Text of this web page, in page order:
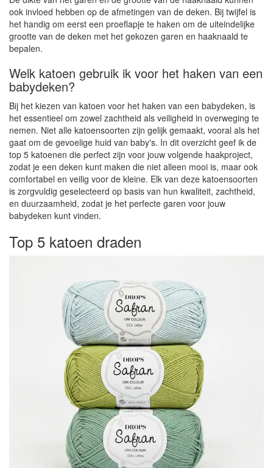
ook invloed hebben op de afmetingen van de deken. Bij twijfel is
het handig om eerst een proeflapje te haken om de uiteindelijke
grootte van de deken met het gekozen garen en haaknaald te
bepalen.
Welk katoen gebruik ik voor het haken van een
babydeken?
Bij het kiezen van katoen voor het haken van een babydeken, is
het essentieel om zowel zachtheid als veiligheid in overweging te
nemen. Niet alle katoensoorten zijn gelijk gemaakt, vooral als het
gaat om de gevoelige huid van baby's. In dit overzicht geef ik de
top 5 katoenen die perfect zijn voor jouw volgende haakproject,
zodat je een deken kunt maken die niet alleen mooi is, maar ook
comfortabel en veilig voor de kleine. Elk van deze katoensoorten
is zorgvuldig geselecteerd op basis van hun kwaliteit, zachtheid,
en duurzaamheid, zodat je het perfecte garen voor jouw
babydeken kunt vinden.
Top 5 katoen draden